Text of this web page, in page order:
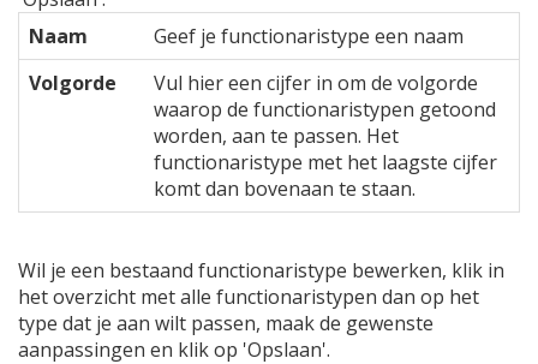
Naam
Geef je functionaristype een naam
Volgorde
Vul hier een cijfer in om de volgorde
waarop de functionaristypen getoond
worden, aan te passen. Het
functionaristype met het laagste cijfer
komt dan bovenaan te staan.
Wil je een bestaand functionaristype bewerken, klik in
het overzicht met alle functionaristypen dan op het
type dat je aan wilt passen, maak de gewenste
aanpassingen en klik op 'Opslaan'.